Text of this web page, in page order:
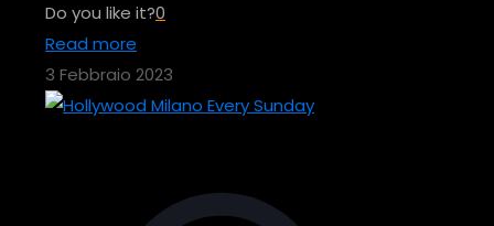
Do you like it?0
Read more
3 Febbraio 2023